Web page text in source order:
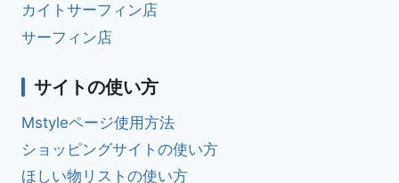
カイトサーフィン店
サーフィン店
サイトの使い方
Mstyleページ使用方法
ショッピングサイトの使い方
ほしい物リストの使い方